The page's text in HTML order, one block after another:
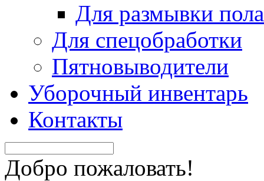
Для размывки пола
Для спецобработки
Пятновыводители
Уборочный инвентарь
Контакты
Добро пожаловать!